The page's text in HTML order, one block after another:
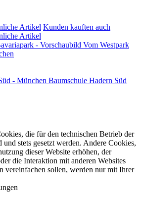
Artikel Kunden kauften auch
Artikel
Vom Westpark
Baumschule Hadern Süd
die für den technischen Betrieb der
stets gesetzt werden. Andere Cookies,
dieser Website erhöhen, der
die Interaktion mit anderen Websites
vereinfachen sollen, werden nur mit Ihrer